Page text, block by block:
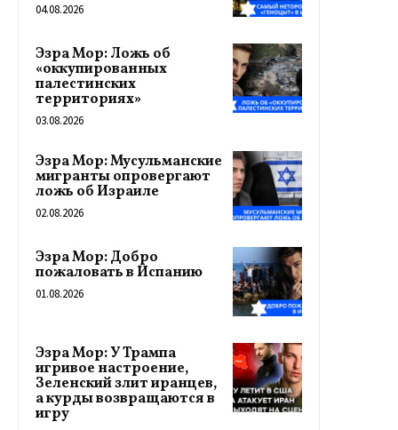
04.08.2026
Эзра Мор: Ложь об
«оккупированных
палестинских
территориях»
03.08.2026
Эзра Мор: Мусульманские
мигранты опровергают
ложь об Израиле
02.08.2026
Эзра Мор: Добро
пожаловать в Испанию
01.08.2026
Эзра Мор: У Трампа
игривое настроение,
Зеленский злит иранцев,
а курды возвращаются в
игру